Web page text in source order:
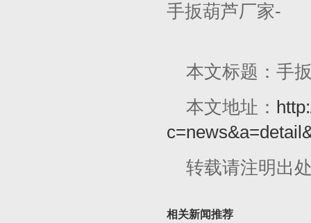
手扳葫芦厂家-
本文标题：手
本文地址：
转载请注明出
相关新闻推荐